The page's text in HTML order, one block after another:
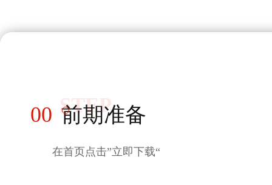
STEP
00 前期准备
在首页点击”立即下载“